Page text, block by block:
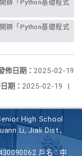
佈日期： 2025-02-19
期： 2025-02-19 |
High School
Li, Jiali Dist.,
戶名：中